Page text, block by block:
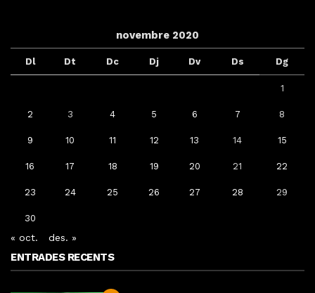
novembre 2020
Dl Dt Dc Dj Dv Ds Dg
1
2 3 4 5 6 7 8
9 10 11 12 13 14 15
16 17 18 19 20 21 22
23 24 25 26 27 28 29
30
« oct. des. »
ENTRADES RECENTS